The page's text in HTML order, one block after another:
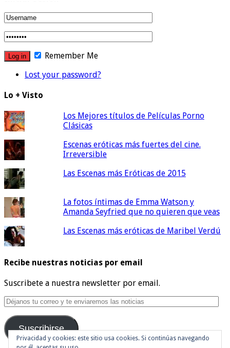
Remember Me
Lost your password?
Lo + Visto
Los Mejores títulos de Películas Porno
Clásicas
Escenas eróticas más fuertes del cine.
Irreversible
Las Escenas más Eróticas de 2015
La fotos íntimas de Emma Watson y
Amanda Seyfried que no quieren que veas
Las Escenas más eróticas de Maribel Verdú
Recibe nuestras noticias por email
Suscribete a nuestra newsletter por email.
Déjanos
tu
correo
y
te
Suscribirse
Privacidad y cookies: este sitio usa cookies. Si continúas navegando